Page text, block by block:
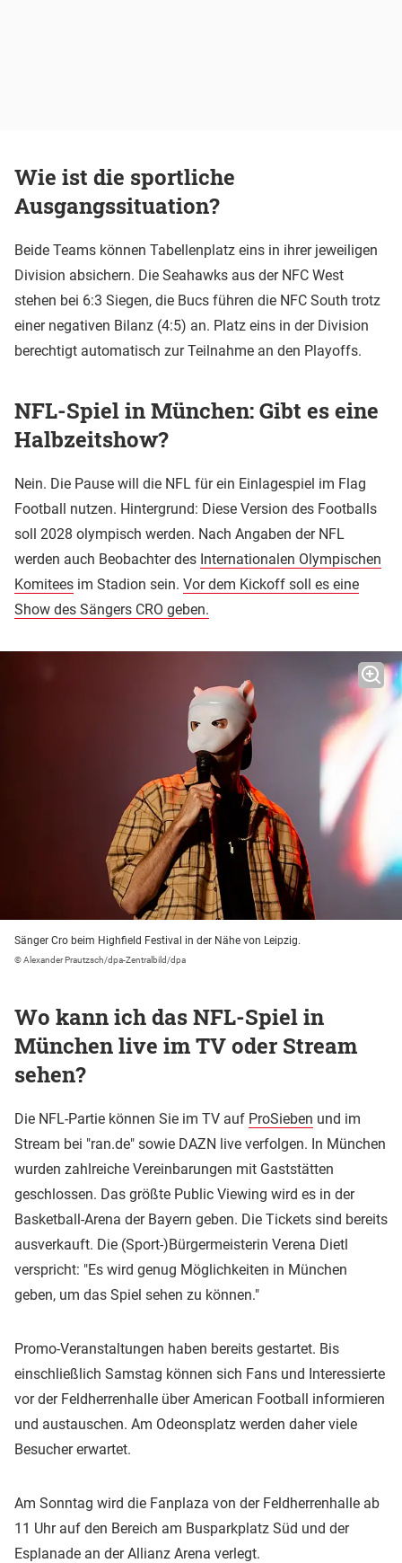
Wie ist die sportliche
Ausgangssituation?
Beide Teams können Tabellenplatz eins in ihrer jeweiligen
Division absichern. Die Seahawks aus der NFC West
stehen bei 6:3 Siegen, die Bucs führen die NFC South trotz
einer negativen Bilanz (4:5) an. Platz eins in der Division
berechtigt automatisch zur Teilnahme an den Playoffs.
NFL-Spiel in München: Gibt es eine
Halbzeitshow?
Nein. Die Pause will die NFL für ein Einlagespiel im Flag
Football nutzen. Hintergrund: Diese Version des Footballs
soll 2028 olympisch werden. Nach Angaben der NFL
werden auch Beobachter des Internationalen Olympischen
Komitees im Stadion sein. Vor dem Kickoff soll es eine
Show des Sängers CRO geben.
Sänger Cro beim Highfield Festival in der Nähe von Leipzig.
© Alexander Prautzsch/dpa-Zentralbild/dpa
Wo kann ich das NFL-Spiel in
München live im TV oder Stream
sehen?
Die NFL-Partie können Sie im TV auf ProSieben und im
Stream bei "ran.de" sowie DAZN live verfolgen. In München
wurden zahlreiche Vereinbarungen mit Gaststätten
geschlossen. Das größte Public Viewing wird es in der
Basketball-Arena der Bayern geben. Die Tickets sind bereits
ausverkauft. Die (Sport-)Bürgermeisterin Verena Dietl
verspricht: "Es wird genug Möglichkeiten in München
geben, um das Spiel sehen zu können."
Promo-Veranstaltungen haben bereits gestartet. Bis
einschließlich Samstag können sich Fans und Interessierte
vor der Feldherrenhalle über American Football informieren
und austauschen. Am Odeonsplatz werden daher viele
Besucher erwartet.
Am Sonntag wird die Fanplaza von der Feldherrenhalle ab
11 Uhr auf den Bereich am Busparkplatz Süd und der
Esplanade an der Allianz Arena verlegt.